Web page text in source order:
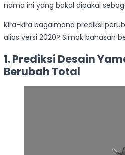
nama ini yang bakal dipakai
Kira-kira bagaimana prediksi
alias versi 2020? Simak bahasan
1. Prediksi Desain
Berubah Total